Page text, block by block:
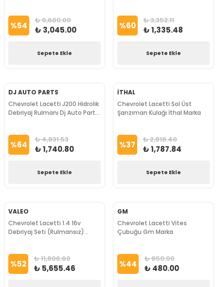
%54 ₺ 6,600.00
₺ 3,045.00
Sepete Ekle
%60 ₺ 3,352.11
₺ 1,335.48
Sepete Ekle
DJ AUTO PARTS
Chevrolet Lacetti J200 Hidrolik
Debriyaj Rulmanı Dj Auto Parts
%64 ₺ 4,831.53
₺ 1,740.80
Sepete Ekle
İTHAL
Chevrolet Lacetti Sol Üst
Şanzıman Kulağı İthal Marka
%37 ₺ 2,818.40
₺ 1,787.84
Sepete Ekle
VALEO
Chevrolet Lacetti 1.4 16v
Debriyaj Seti (Rulmansız)
%52 ₺ 11,806.60
₺ 5,655.46
GM
Chevrolet Lacetti Vites
Çubuğu Gm Marka
%44 ₺ 850.00
₺ 480.00